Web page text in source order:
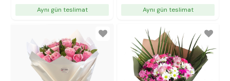
Aynı gün teslimat Aynı gün teslimat